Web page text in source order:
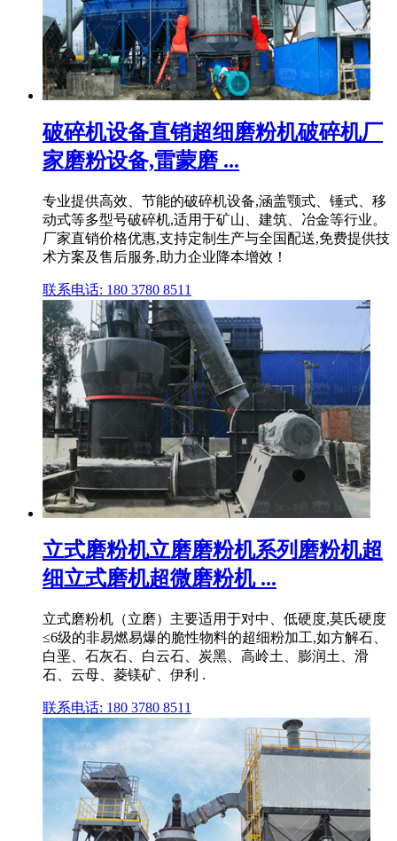
破碎机设备直销超细磨粉机破碎机厂
家磨粉设备,雷蒙磨 ...
专业提供高效、节能的破碎机设备,涵盖颚式、锤式、移
动式等多型号破碎机,适用于矿山、建筑、冶金等行业。
厂家直销价格优惠,支持定制生产与全国配送,免费提供技
术方案及售后服务,助力企业降本增效！
联系电话: 180 3780 8511
立式磨粉机立磨磨粉机系列磨粉机超
细立式磨机超微磨粉机 ...
立式磨粉机（立磨）主要适用于对中、低硬度,莫氏硬度
≤6级的非易燃易爆的脆性物料的超细粉加工,如方解石、
白垩、石灰石、白云石、炭黑、高岭土、膨润土、滑
石、云母、菱镁矿、伊利 .
联系电话: 180 3780 8511